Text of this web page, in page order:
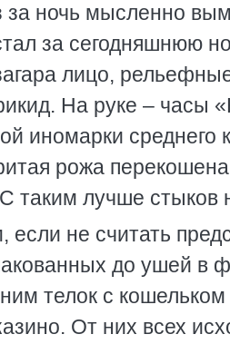
за ночь мысленно
за сегодняшнюю
лицо,
На руке – часы
иномарки среднего
рожа
таким лучше стыков
если не считать
до ушей
телок с
От них всех